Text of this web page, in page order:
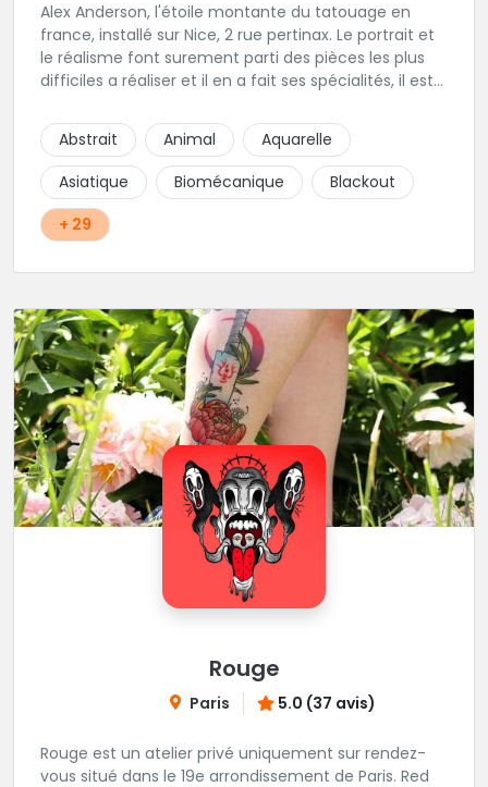
Alex Anderson, l'étoile montante du tatouage en
france, installé sur Nice, 2 rue pertinax. Le portrait et
le réalisme font surement parti des pièces les plus
difficiles a réaliser et il en a fait ses spécialités, il est
religieux ou du chicanos. Romain son frère sera vous
combler par sa finesse pour des pièces comme le
mandala, l'ornemental ou la calligraphie pour le
bonheur des futurs tatoués. Il y a aussi Léa, Maureen,
Fat, Tom, Sento, Lily, des artistes hors normes. Il n'y a
qu'à regarder les pièces sélectionnées ici pour
Abstrait Animal
Aquarelle
Asiatique
Biomécanique
Blackout
+ 29
Rouge
Paris 5.0 (37 avis)
Rouge est un atelier privé uniquement sur rendez-
vous situé dans le 19e arrondissement de Paris. Red